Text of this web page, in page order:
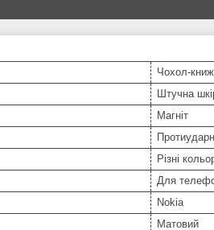
Чохол-
Штучна
Магніт
Різні
Для
Nokia
Матовий